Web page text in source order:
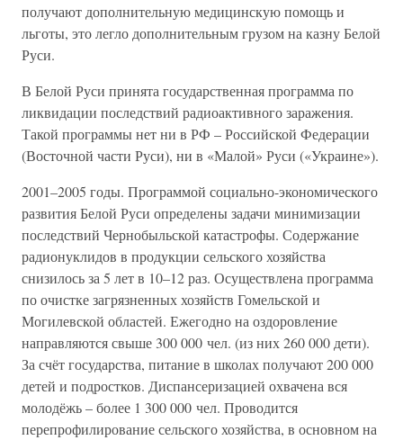
получают дополнительную медицинскую помощь и
льготы, это легло дополнительным грузом на казну Белой
Руси.
В Белой Руси принята государственная программа по
ликвидации последствий радиоактивного заражения.
Такой программы нет ни в РФ – Российской Федерации
(Восточной части Руси), ни в «Малой» Руси («Украине»).
2001–2005 годы. Программой социально-экономического
развития Белой Руси определены задачи минимизации
последствий Чернобыльской катастрофы. Содержание
радионуклидов в продукции сельского хозяйства
снизилось за 5 лет в 10–12 раз. Осуществлена программа
по очистке загрязненных хозяйств Гомельской и
Могилевской областей. Ежегодно на оздоровление
направляются свыше 300 000 чел. (из них 260 000 дети).
За счёт государства, питание в школах получают 200 000
детей и подростков. Диспансеризацией охвачена вся
молодёжь – более 1 300 000 чел. Проводится
перепрофилирование сельского хозяйства, в основном на